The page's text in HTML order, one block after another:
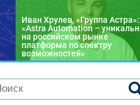
Иван Хрулев, «Группа Астра»:
«Astra Automation –
на российском рынке
платформа по спектру
возможностей»